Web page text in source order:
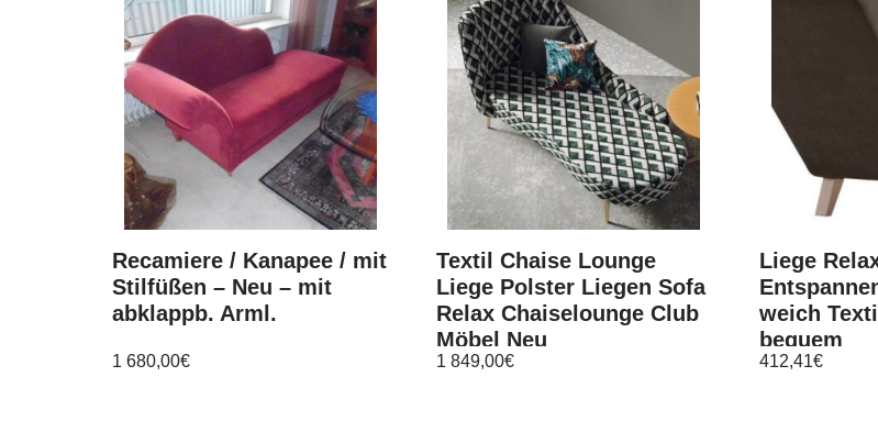
Recamiere / Kanapee / mit
Stilfüßen – Neu – mit
abklappb. Arml.
1 680,00€
Textil Chaise Lounge
Liege Polster Liegen Sofa
Relax Chaiselounge Club
Möbel Neu
1 849,00€
Liege
weich
bequem
412,41€